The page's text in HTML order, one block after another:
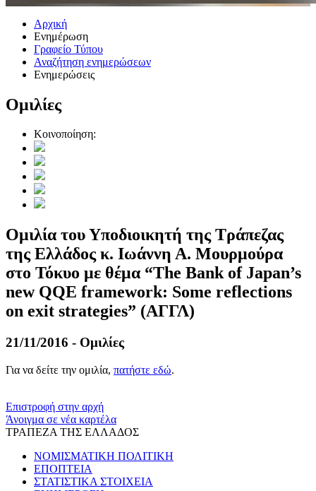
Αρχική
Ενημέρωση
Γραφείο Τύπου
Αναζήτηση ενημερώσεων
Ενημερώσεις
Ομιλίες
Κοινοποίηση:
Ομιλία του Υποδιοικητή της Τράπεζας
της Ελλάδος κ. Ιωάννη Α. Μουρμούρα
στο Τόκυο με θέμα “The Bank of Japan’s
new QQE framework: Some reflections
on exit strategies” (ΑΓΓΛ)
21/11/2016 - Ομιλίες
Για να δείτε την ομιλία, πατήστε εδώ.
Επιστροφή στην αρχή
Άνοιγμα σε νέα καρτέλα
ΤΡΑΠΕΖΑ ΤΗΣ ΕΛΛΑΔΟΣ
ΝΟΜΙΣΜΑΤΙΚΗ ΠΟΛΙΤΙΚΗ
ΕΠΟΠΤΕΙΑ
ΣΤΑΤΙΣΤΙΚΑ ΣΤΟΙΧΕΙΑ